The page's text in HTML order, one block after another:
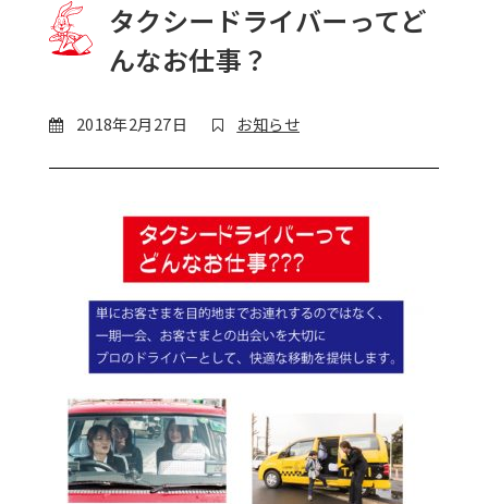
タクシードライバーってど
んなお仕事？
2018年2月27日 お知らせ